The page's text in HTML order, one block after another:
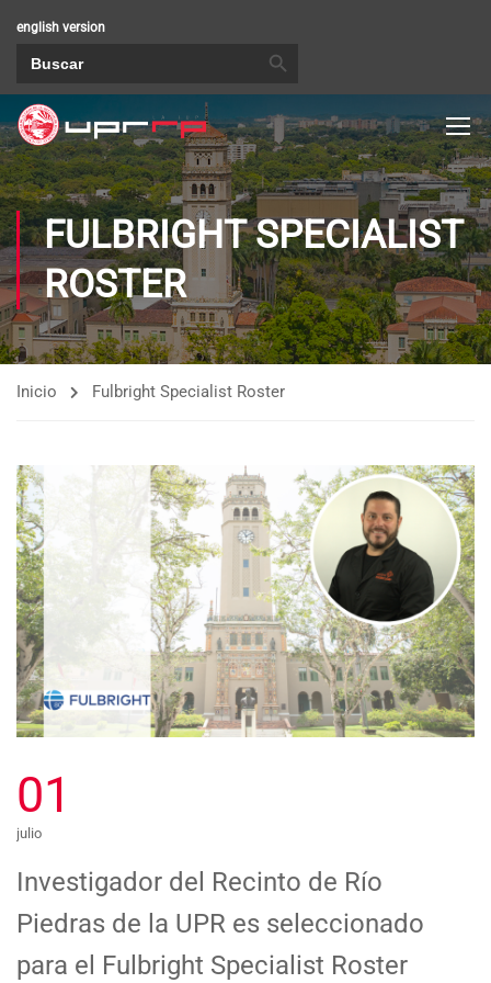
english version
FULBRIGHT SPECIALIST
ROSTER
Inicio Fulbright Specialist Roster
01
julio
Investigador del Recinto de Río
Piedras de la UPR es seleccionado
para el Fulbright Specialist Roster